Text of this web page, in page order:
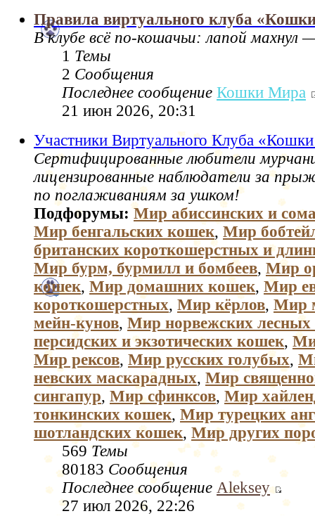
Правила виртуального клуба
В клубе всё по‑кошачьи: лапой махнул
1 Темы
2 Сообщения
Последнее сообщение Кошки Мира
21 июн 2026, 20:31
Участники Виртуального Клуба
Сертифицированные любители
лицензированные наблюдатели за
по поглаживаниям за ушком!
Подфорумы:Мир абиссинских и
Мир бенгальских кошек, Мир
британских короткошерстных и
Мир бурм, бурмилл и бомбеев, Мир
кошек, Мир домашних кошек, Мир
короткошерстных, Мир кёрлов, Мир
мейн-кунов, Мир норвежских
персидских и экзотических кошек,
Мир рексов, Мир русских голубых,
невских маскарадных, Мир
сингапур, Мир сфинксов, Мир
тонкинских кошек, Мир турецких
шотландских кошек, Мир других
569 Темы
80183 Сообщения
Последнее сообщение Aleksey
27 июл 2026, 22:26